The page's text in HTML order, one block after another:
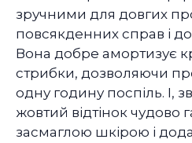
зручними для довгих
повсякденних справ і
Вона добре амортизує
стрибки, дозволяючи
одну годину поспіль. І,
жовтий відтінок чудово
засмаглою шкірою і